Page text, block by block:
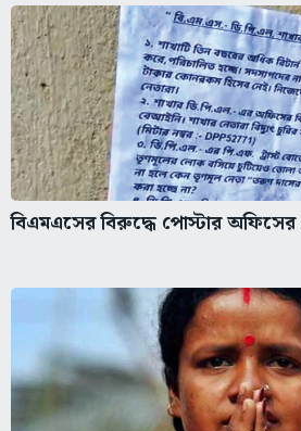
বিএমএসের বিরুদ্ধে পোস্টার